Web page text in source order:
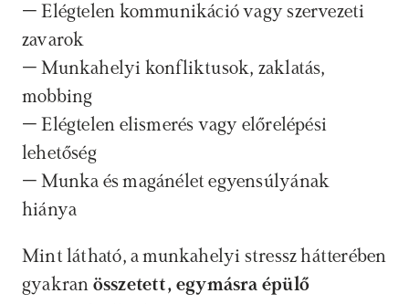
– Elégtelen kommunikáció vagy szervezeti
zavarok
– Munkahelyi konfliktusok, zaklatás,
mobbing
– Elégtelen elismerés vagy előrelépési
lehetőség
– Munka és magánélet egyensúlyának
hiánya
Mint látható, a munkahelyi stressz hátterében
gyakran összetett, egymásra épülő